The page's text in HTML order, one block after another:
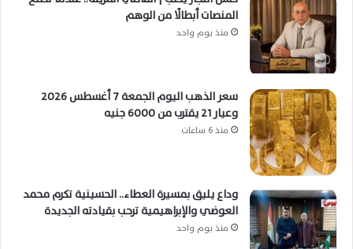
المنصات أبطالًا من الوهم
منذ يوم واحد
سعر الذهب اليوم الجمعة 7 أغسطس 2026
وعيار 21 يقترب من 6000 جنيه
منذ 6 ساعات
وداع يليق بمسيرة العطاء.. الحسينية تكرم محمد
العوضي والإبراهيمية ترحب بقيادته الجديدة
منذ يوم واحد